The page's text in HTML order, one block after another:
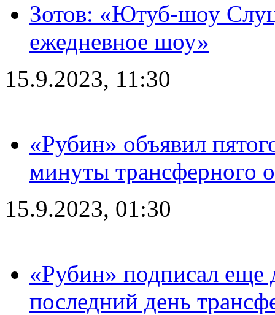
Зотов: «Ютуб-шоу
ежедневное шоу»
15.9.2023, 11:30
«Рубин» объявил
минуты трансферного
15.9.2023, 01:30
«Рубин» подписал еще
последний день